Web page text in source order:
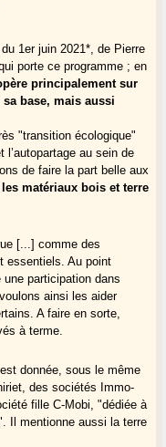
1er juin 2021*, de Pierre
porte ce programme ; en
principalement sur
base, mais aussi
"transition écologique"
au sein de
de faire la part belle aux
les matériaux bois et terre
[...] comme des
essentiels. Au point
participation dans
ainsi les aider
A faire en sorte,
à terme.
donnée, sous le même
des sociétés Immo-
fille C-Mobi, "dédiée à
Il mentionne aussi la terre